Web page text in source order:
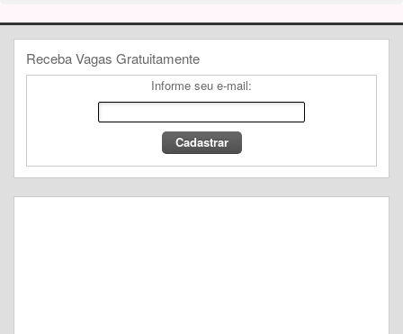
Receba Vagas Gratuitamente
Informe seu e-mail: